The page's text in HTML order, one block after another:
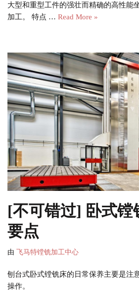
大型和重型工件的强壮而精确的高性能
加工。 特点 … Read More »
[不可错过] 卧式镗
要点
由 飞马特镗铣加工中心
刨台式卧式镗铣床的日常保养主要是注
操作。